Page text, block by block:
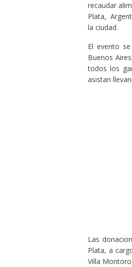
recaudar
Plata,
la ciudad.
El evento
Buenos
todos los
asistan
Las
Plata, a
Villa